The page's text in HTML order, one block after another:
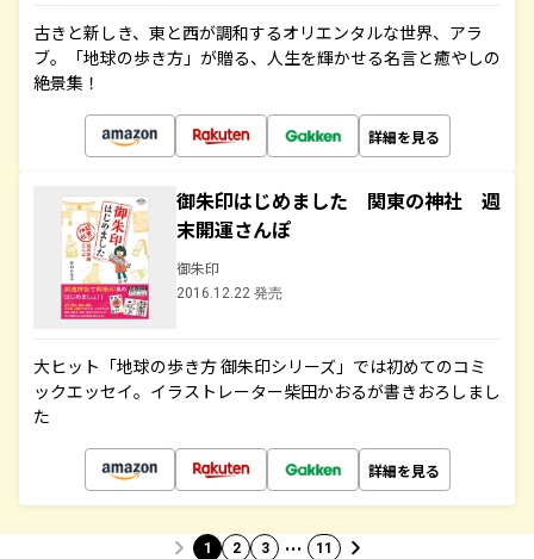
古きと新しき、東と西が調和するオリエンタルな世界、アラ
ブ。「地球の歩き方」が贈る、人生を輝かせる名言と癒やしの
絶景集！
詳細を見る
御朱印はじめました 関東の神社 週
末開運さんぽ
御朱印
2016.12.22 発売
大ヒット「地球の歩き方 御朱印シリーズ」では初めてのコミ
ックエッセイ。イラストレーター柴田かおるが書きおろしまし
た
詳細を見る
1 2 3 … 11